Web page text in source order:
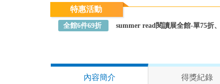
特惠活動
全館6件69折 summer read閱讀展全館-單75折
內容簡介 得獎紀錄